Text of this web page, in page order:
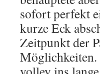
sofort perfekt
kurze Eck
Zeitpunkt der
Möglichkeiten.